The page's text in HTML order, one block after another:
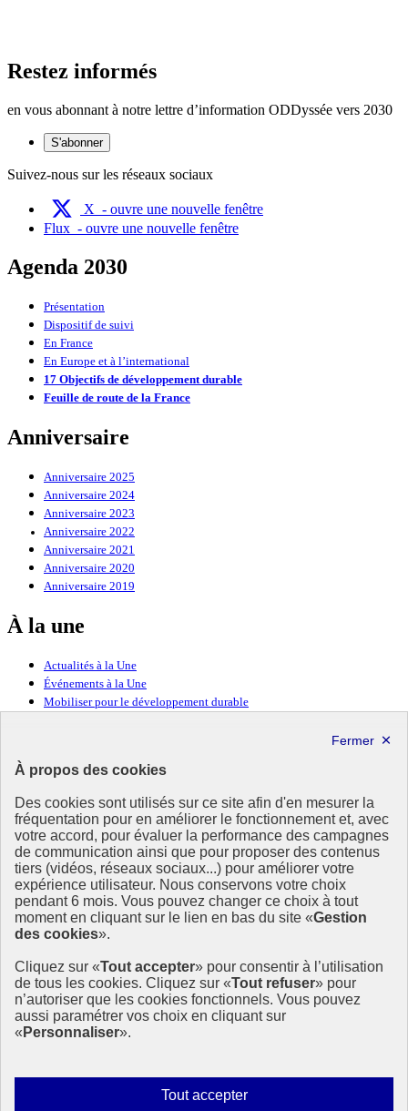
À propos des cookies
Des cookies sont utilisés sur ce site afin d'en mesurer la
fréquentation pour en améliorer le fonctionnement et, avec
votre accord, pour évaluer la performance des campagnes
de communication ainsi que pour proposer des contenus
tiers (vidéos, réseaux sociaux...) pour améliorer votre
expérience utilisateur. Nous conservons votre choix
pendant 6 mois. Vous pouvez changer ce choix à tout
moment en cliquant sur le lien en bas du site «Gestion
des cookies».
Cliquez sur «Tout accepter» pour consentir à l’utilisation
de tous les cookies. Cliquez sur «Tout refuser» pour
n’autoriser que les cookies fonctionnels. Vous pouvez
aussi paramétrer vos choix en cliquant sur
« Personnaliser».
Tout accepterAutoriser
Restez informés
en vous abonnant à notre lettre d’information ODDyssée vers 2030
S'abonner
Suivez-nous sur les réseaux sociaux
X - ouvre une nouvelle fenêtre
Flux - ouvre une nouvelle fenêtre
Agenda 2030
Présentation
Dispositif de suivi
En France
En Europe et à l’international
17 Objectifs de développement durable
Feuille de route de la France
Anniversaire
Anniversaire 2025
Anniversaire 2024
Anniversaire 2023
Anniversaire 2022
Anniversaire 2021
Anniversaire 2020
Anniversaire 2019
À la une
Actualités à la Une
Événements à la Une
Mobiliser pour le développement durable
Ressources
Ressources
La Méth’ODD
Gouvernement
Ce site propose l’information de référence concernant l’Agenda
2030 et la feuille de route de la France. Il valorise la mobilisation de
tous les acteurs.
info.gouv.fr- ouvre une nouvelle fenêtre
service-public.fr - ouvre une nouvelle fenêtre
legifrance.gouv.fr- ouvre une nouvelle fenêtre
data.gouv.fr- ouvre une nouvelle fenêtre
Plan du site
Mentions légales